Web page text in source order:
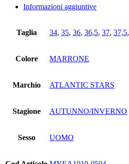
Informazioni aggiuntive
Taglia 34, 35, 36, 36,5, 37, 37,5,
Colore MARRONE
Marchio ATLANTIC STARS
Stagione AUTUNNO/INVERNO
Sesso UOMO